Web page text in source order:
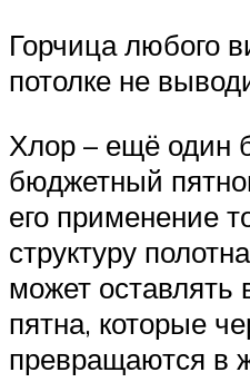
Горчица любого
потолке не
Хлор – ещё один
бюджетный
его применение
структуру
может
пятна, которые
превращаются в